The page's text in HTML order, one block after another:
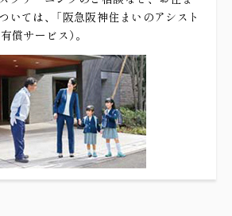
いては、「阪急阪神住まいのアシスト
償サービス）。